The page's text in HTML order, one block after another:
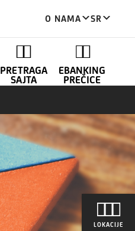
O NAMA SR
PRETRAGA
SAJTA
EBANKING
PREČICE
LOKACIJE